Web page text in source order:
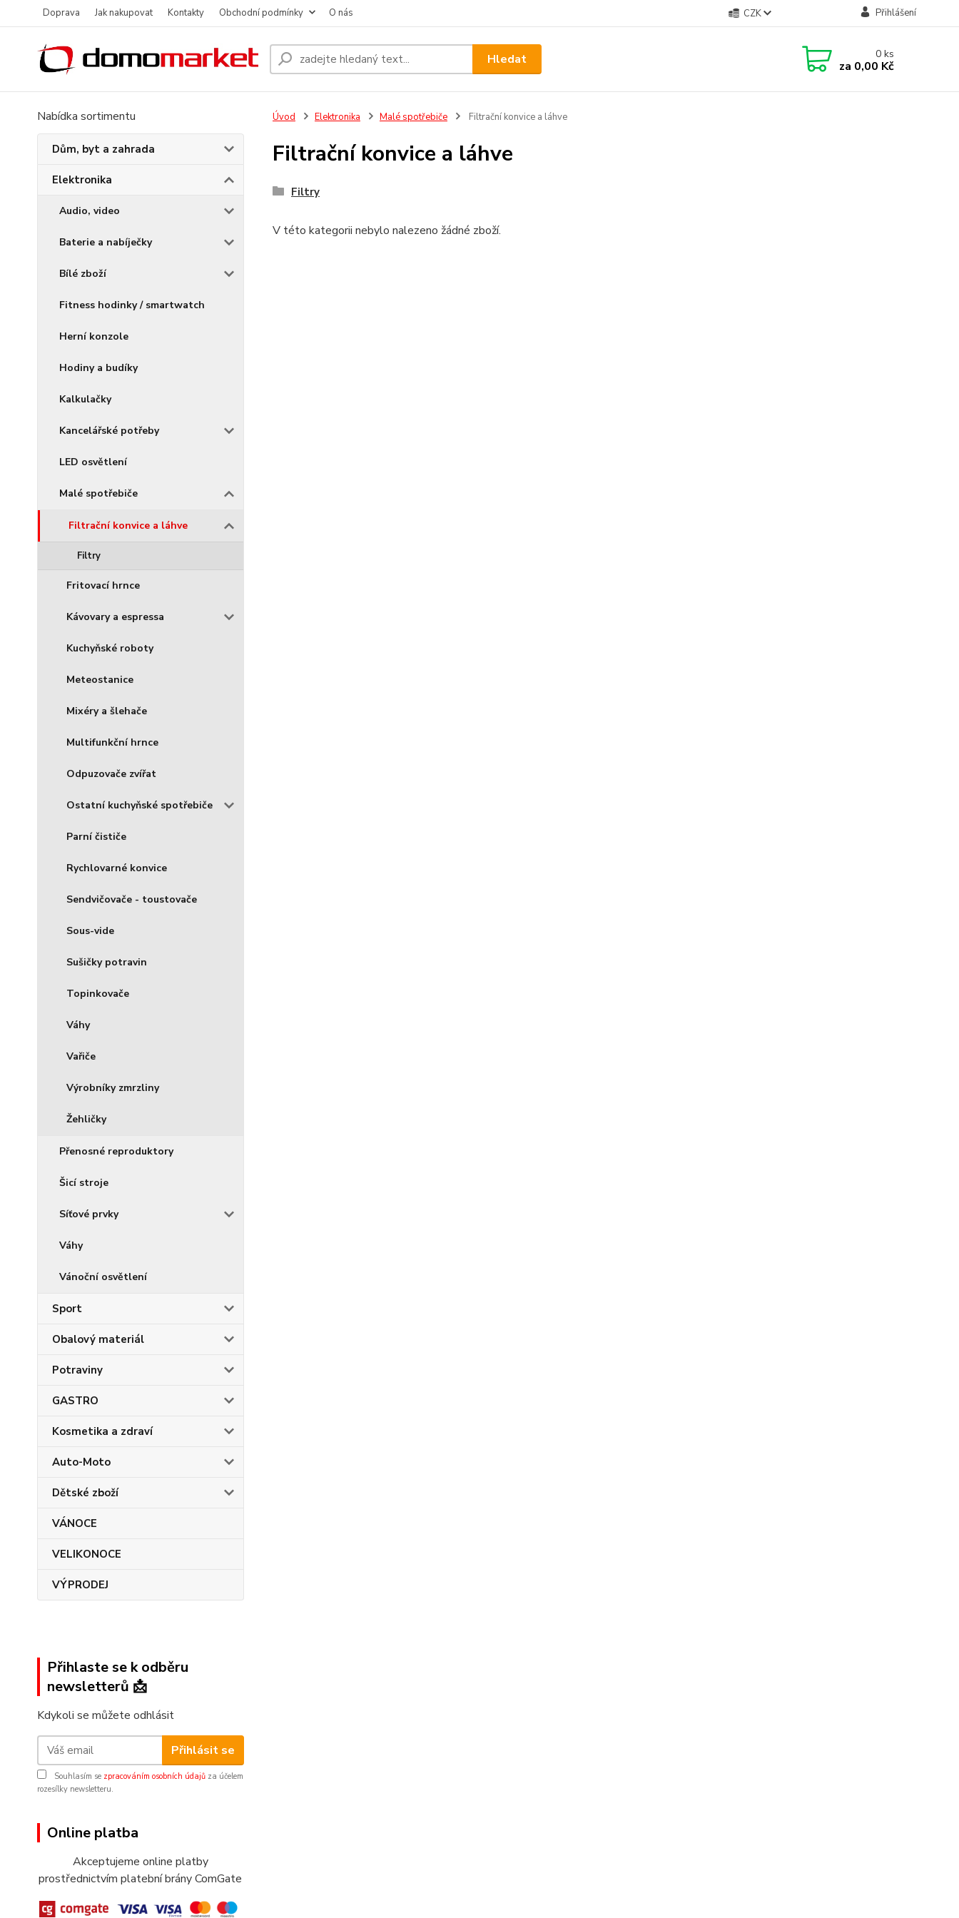
Doprava Jak nakupovat Kontakty Obchodní podmínky O nás CZK Přihlášení
Hledat 0ks
za 0,00 Kč
Nabídka sortimentu
Dům, byt a zahrada
Elektronika
Audio, video
Baterie a nabíječky
Bílé zboží
Fitness hodinky / smartwatch
Herní konzole
Hodiny a budíky
Kalkulačky
Kancelářské potřeby
LED osvětlení
Malé spotřebiče
Filtrační konvice a láhve
Filtry
Fritovací hrnce
Kávovary a espressa
Kuchyňské roboty
Meteostanice
Mixéry a šlehače
Multifunkční hrnce
Odpuzovače zvířat
Ostatní kuchyňské spotřebiče
Parní čističe
Rychlovarné konvice
Sendvičovače - toustovače
Sous-vide
Sušičky potravin
Topinkovače
Váhy
Vařiče
Výrobníky zmrzliny
Žehličky
Přenosné reproduktory
Šicí stroje
Síťové prvky
Váhy
Vánoční osvětlení
Sport
Obalový materiál
Potraviny
GASTRO
Kosmetika a zdraví
Auto-Moto
Dětské zboží
VÁNOCE
VELIKONOCE
VÝPRODEJ
Přihlaste se k odběru
newsletterů 📩
Kdykoli se můžete odhlásit
Přihlásit se
Souhlasím se zpracováním osobních údajů za účelem
rozesílky newsletteru.
Online platba
Akceptujeme online platby
prostřednictvím platební brány ComGate
Úvod Elektronika Malé spotřebiče Filtrační konvice a láhve
Filtrační konvice a láhve
Filtry
V této kategorii nebylo nalezeno žádné zboží.